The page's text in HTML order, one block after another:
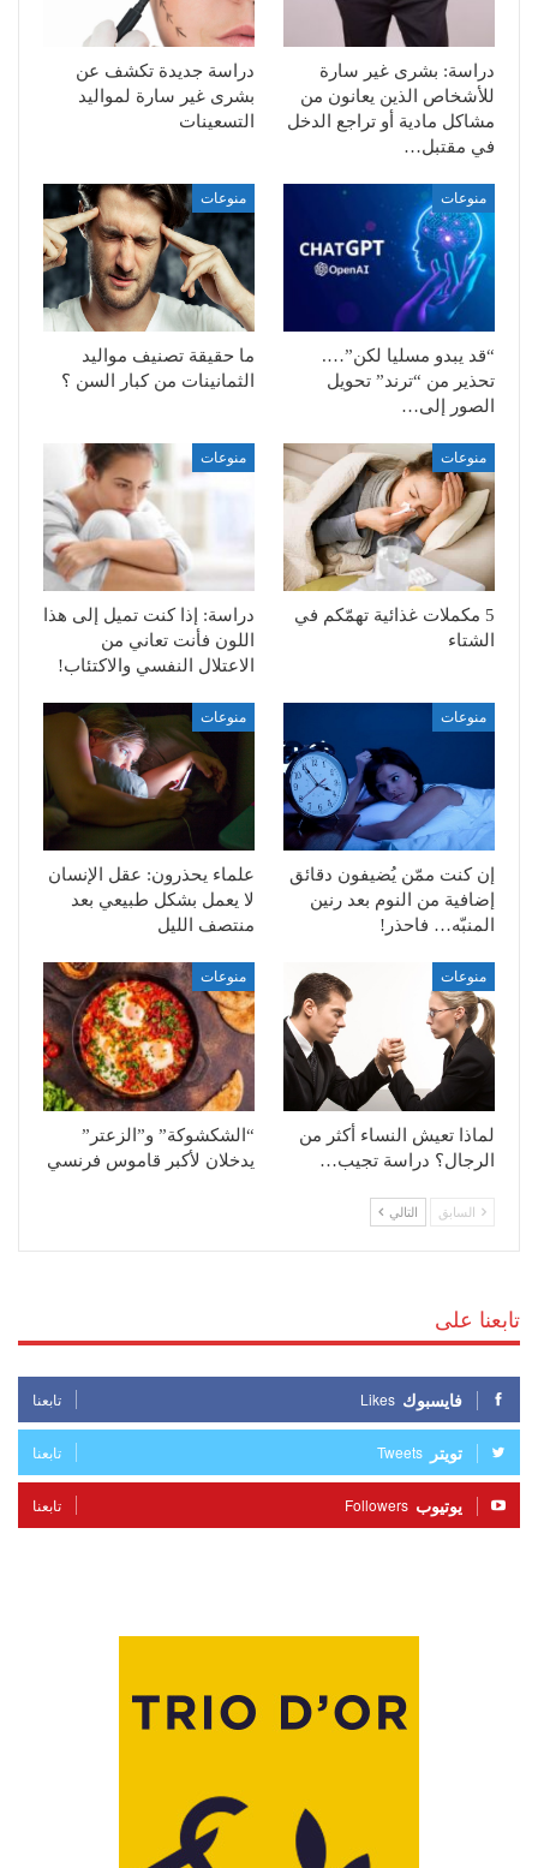
دراسة: بشرى غير سارة
للأشخاص الذين يعانون من
مشاكل مادية أو تراجع الدخل
في مقتبل…
دراسة جديدة تكشف عن
بشرى غير سارة لمواليد
التسعينات
منوعات
“قد يبدو مسليا لكن”….
تحذير من “ترند” تحويل
الصور إلى…
منوعات
ما حقيقة تصنيف مواليد
الثمانينات من كبار السن ؟
منوعات
5 مكملات غذائية تهمّكم في
الشتاء
منوعات
دراسة: إذا كنت تميل إلى هذا
اللون فأنت تعاني من
الاعتلال النفسي والاكتئاب!
منوعات
إن كنت ممّن يُضيفون دقائق
إضافية من النوم بعد رنين
المنبّه… فاحذر!
منوعات
علماء يحذرون: عقل الإنسان
لا يعمل بشكل طبيعي بعد
منتصف الليل
منوعات
لماذا تعيش النساء أكثر من
الرجال؟ دراسة تجيب…
منوعات
“الشكشوكة” و”الزعتر”
يدخلان لأكبر قاموس فرنسي
السابق التالي
تابعنا على
فايسبوك Likes تابعنا
تويتر Tweets تابعنا
يوتيوب Followers تابعنا